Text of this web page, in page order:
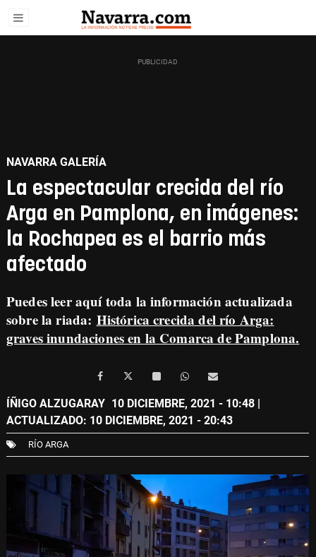
NAVARRA GALERÍA
La espectacular crecida del río
Arga en Pamplona, en imágenes:
la Rochapea es el barrio más
afectado
Puedes leer aquí toda la información actualizada
sobre la riada: Histórica crecida del río Arga:
graves inundaciones en la Comarca de Pamplona.
ÍÑIGO ALZUGARAY 10 DICIEMBRE, 2021 - 10:48 |
ACTUALIZADO: 10 DICIEMBRE, 2021 - 20:43
RÍO ARGA